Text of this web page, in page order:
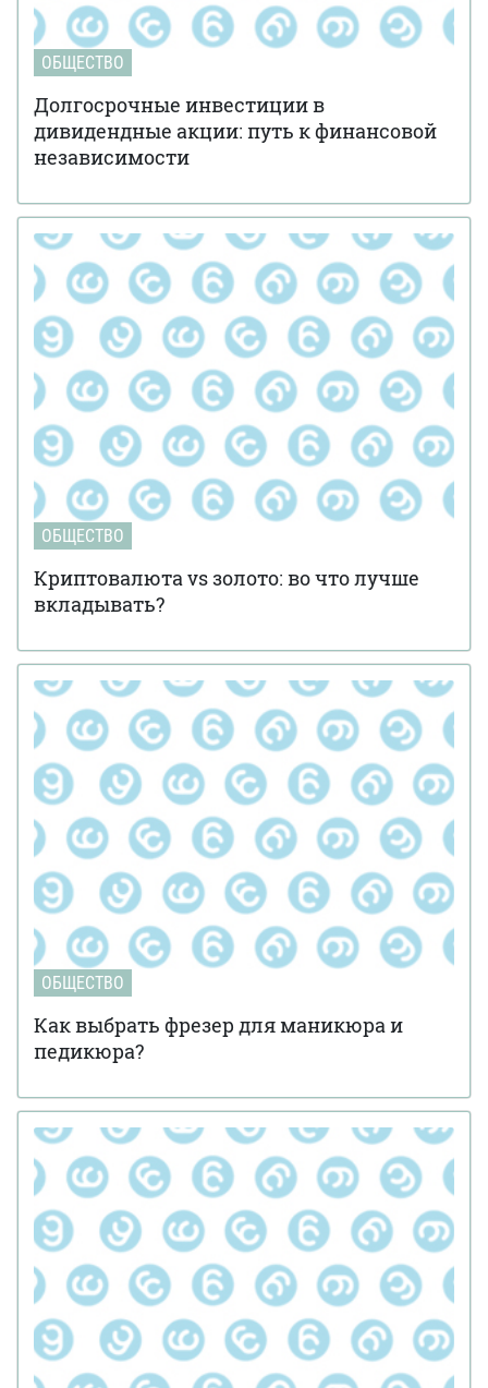
ОБЩЕСТВО
Долгосрочные инвестиции в
дивидендные акции: путь к финансовой
независимости
ОБЩЕСТВО
Криптовалюта vs золото: во что лучше
вкладывать?
ОБЩЕСТВО
Как выбрать фрезер для маникюра и
педикюра?